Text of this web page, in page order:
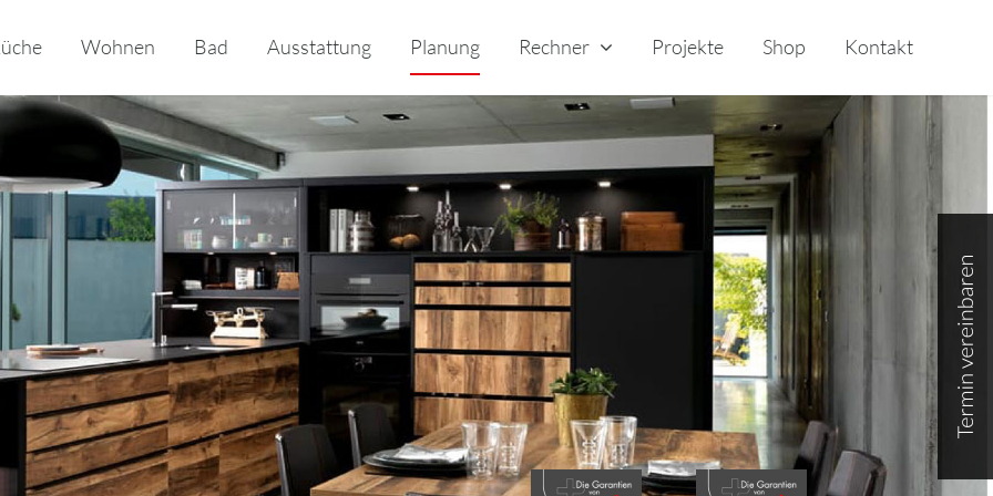
Wohnen Bad Ausstattung Planung Rechner Projekte Shop Kontakt
Area